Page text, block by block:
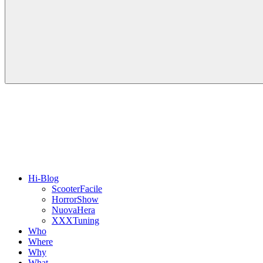
Hi-Blog
ScooterFacile
HorrorShow
NuovaHera
XXXTuning
Who
Where
Why